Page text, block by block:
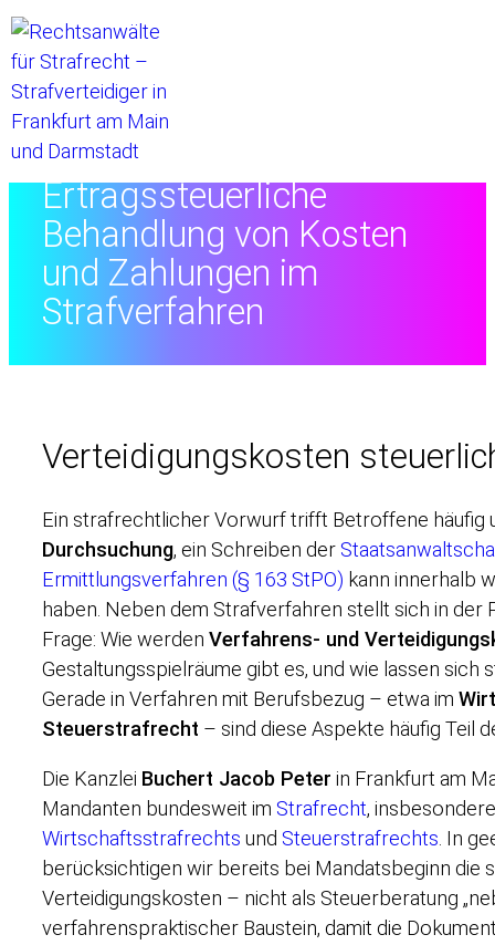
Ertragssteuerliche
Behandlung von Kosten
und Zahlungen im
Strafverfahren
Verteidigungskosten
Ein strafrechtlicher Vorwurf trifft Betroffene häufig
Durchsuchung, ein Schreiben der
Ermittlungsverfahren (§ 163 StPO) kann innerhalb
haben. Neben dem Strafverfahren stellt sich in der
Frage: Wie werden Verfahrens- und
Gestaltungsspielräume gibt es, und wie lassen sich
Gerade in Verfahren mit Berufsbezug – etwa im
Steuerstrafrecht – sind diese Aspekte häufig Teil
Die Kanzlei Buchert Jacob Peter in Frankfurt am
Mandanten bundesweit im Strafrecht,
Wirtschaftsstrafrechts und Steuerstrafrechts . In
berücksichtigen wir bereits bei Mandatsbeginn die
Verteidigungskosten – nicht als Steuerberatung
verfahrenspraktischer Baustein, damit die